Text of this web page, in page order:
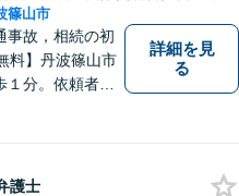
篠山市
事故，相続の初
料】丹波篠山市
分。依頼者の
はチャット連
詳細を見
る
護士